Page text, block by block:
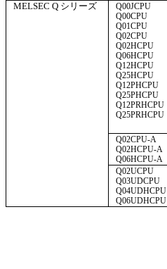
MELSEC Q シリーズ
Q00JCPU
Q00CPU
Q01CPU
Q02CPU
Q02HCPU
Q06HCPU
Q12HCPU
Q25HCPU
Q12PHCPU
Q25PHCPU
Q12PRHCPU
Q25PRHCPU
Q02CPU-A
Q02HCPU-A
Q06HCPU-A
Q02UCPU
Q03UDCPU
Q04UDHCPU
Q06UDHCPU